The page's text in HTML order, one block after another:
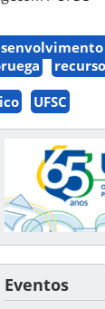
UFSC
Eventos